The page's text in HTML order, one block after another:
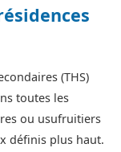
(THS)
toutes les
ou usufruitiers
définis plus haut.